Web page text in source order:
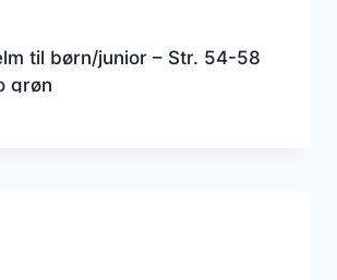
til børn/junior – Str. 54-58
grøn